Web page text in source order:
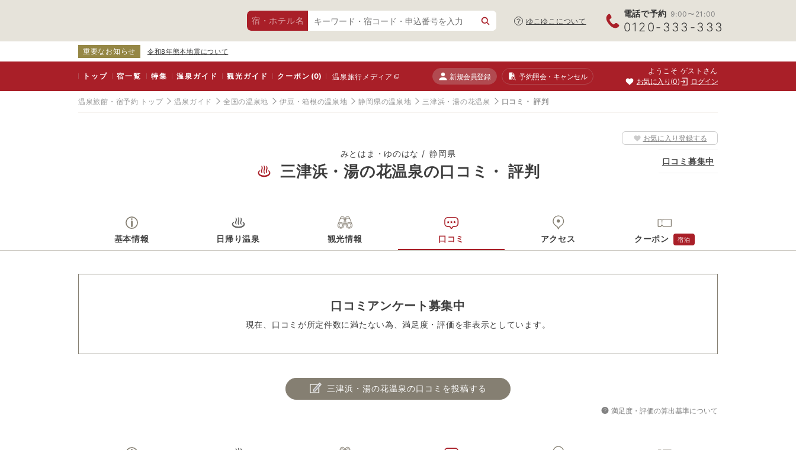
宿・ホテル名 ゆこゆこについて
電話で予約 9:00〜21:00
0120-333-333
重要なお知らせ 令和8年熊本地震について
トップ 宿一覧 特集 温泉ガイド 観光ガイド クーポン(0) 温泉旅行メディア 新規会員登録 予約照会・キャンセル
ようこそ ゲストさん
お気に入り 0 ログイン
温泉旅館・宿予約 トップ 温泉ガイド 全国の温泉地 伊豆・箱根の温泉地 静岡県の温泉地 三津浜・湯の花温泉 口コミ・ 評判
みとはま・ゆのはな 静岡県
三津浜・湯の花温泉の口コミ・ 評判
お気に入り登録する
口コミ募集中
基本情報 日帰り温泉 観光情報 口コミ アクセス クーポン 宿泊
口コミアンケート募集中
現在、口コミが所定件数に満たない為、満足度・評価を非表示としています。
三津浜・湯の花温泉の口コミを投稿する
満足度・評価の算出基準について